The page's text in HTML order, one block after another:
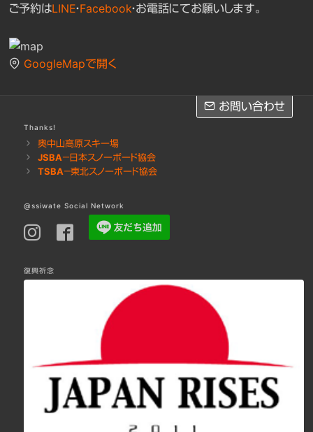
ご予約はLINE・Facebook・お電話にてお願いします。
GoogleMapで開く
お問い合わせ
※レッスンのご予約はLINE・Facebook
お問い合わせフォームへ［Googleフォーム］
お問い合わせ
Thanks!
奥中山高原スキー場
JSBA－日本スノーボード協会
TSBA－東北スノーボード協会
@ssiwate Social Network
復興祈念